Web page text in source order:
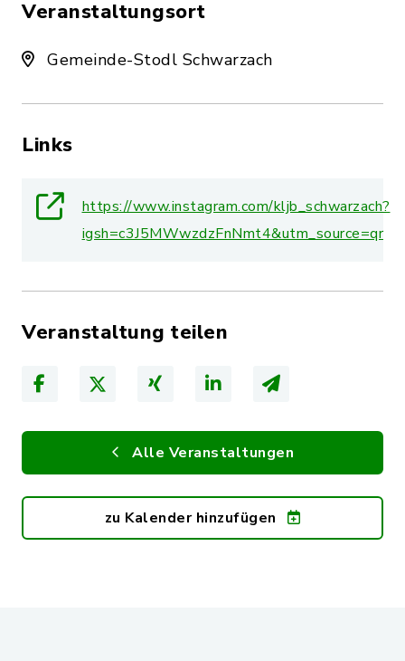
Veranstaltungsort
Gemeinde-Stodl Schwarzach
Links
https://www.instagram.com/kljb_schwarzach?
igsh=c3J5MWwzdzFnNmt4&utm_source=qr
Veranstaltung teilen
Alle Veranstaltungen
zu Kalender hinzufügen